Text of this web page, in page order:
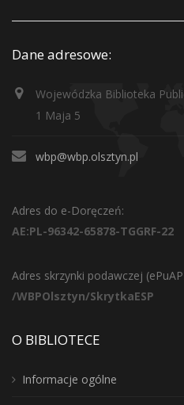
Dane adresowe:
Wojewódzka Biblioteka
1 Maja 5
wbp@wbp.olsztyn.pl
Adres do e-Doręczeń:
AE:PL-96342-65878-TGGRF-22
Adres skrzynki podawczej
/WBPOlsztyn/SkrytkaESP
O BIBLIOTECE
Informacje ogólne